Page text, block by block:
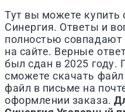
Тут вы можете купить
Синергия. Ответы и
полностью совпадают
на сайте. Верные
был сдан в 2025 году.
сможете скачать
файл в письме на
оформлении заказа.